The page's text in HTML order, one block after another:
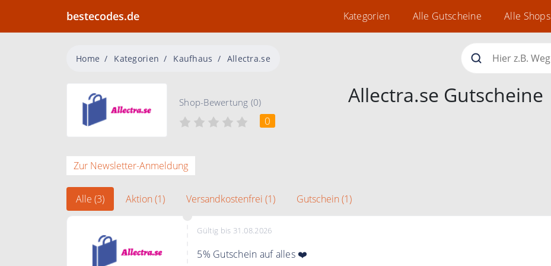
bestecodes.de Kategorien Alle Gutscheine Alle Shops
Home Kategorien Kaufhaus Allectra.se
Shop-Bewertung (0)
0
Allectra.se Gutscheine
Zur Newsletter-Anmeldung
Alle (3) Aktion (1) Versandkostenfrei (1) Gutschein (1)
Gültig bis 31.08.2026
5% Gutschein auf alles ❤️